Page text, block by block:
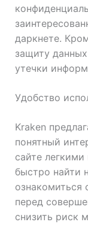
даркнете.
защиту
утечки
Удобство
Kraken
понятный
сайте
быстро найти
ознакомиться
перед
снизить риск